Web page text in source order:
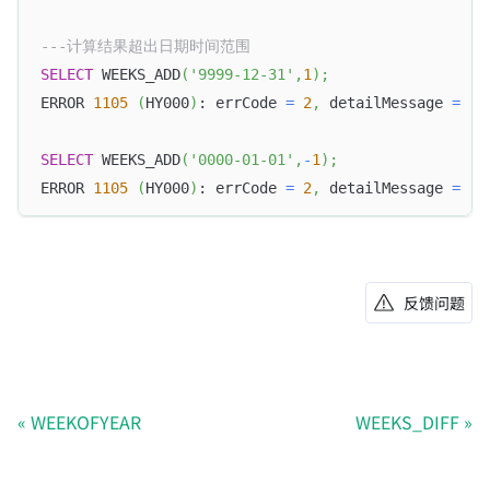
---计算结果超出日期时间范围
SELECT WEEKS_ADD( '9999-12-31' ,1 ) ;
ERROR 1105 (HY000) : errCode = 2, detailMessage =
SELECT WEEKS_ADD( '0000-01-01' , -1 ) ;
ERROR 1105 (HY000) : errCode = 2, detailMessage =
反馈问题
WEEKOFYEAR WEEKS_DIFF